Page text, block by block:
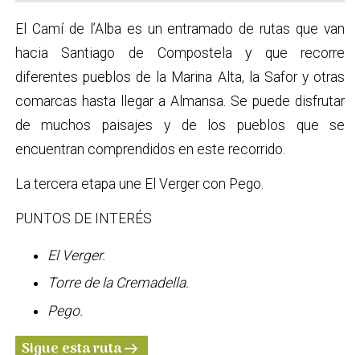
El Camí de l’Alba es un entramado de rutas que van
hacia Santiago de Compostela y que recorre
diferentes pueblos de la Marina Alta, la Safor y otras
comarcas hasta llegar a Almansa. Se puede disfrutar
de muchos paisajes y de los pueblos que se
encuentran comprendidos en este recorrido.
La tercera etapa une El Verger con Pego.
PUNTOS DE INTERÉS
El Verger.
Torre de la Cremadella.
Pego.
Sigue esta rutaarrow_right_alt